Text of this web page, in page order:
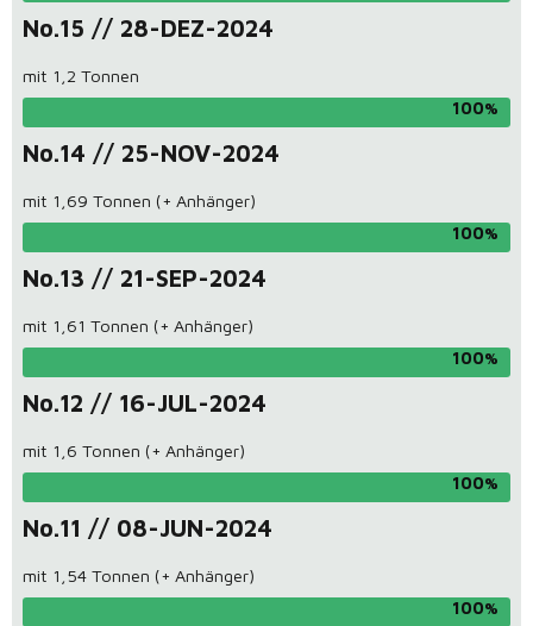
No.15 // 28-DEZ-2024
mit 1,2 Tonnen
100
No.14 // 25-NOV-2024
mit 1,69 Tonnen (+ Anhänger)
100
No.13 // 21-SEP-2024
mit 1,61 Tonnen (+ Anhänger)
100
No.12 // 16-JUL-2024
mit 1,6 Tonnen (+ Anhänger)
100
No.11 // 08-JUN-2024
mit 1,54 Tonnen (+ Anhänger)
100